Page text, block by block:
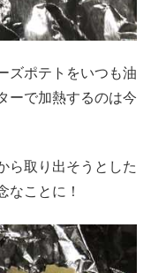
ズポテトをいつも油
ーで加熱するのは今
ら取り出そうとした
ことに！